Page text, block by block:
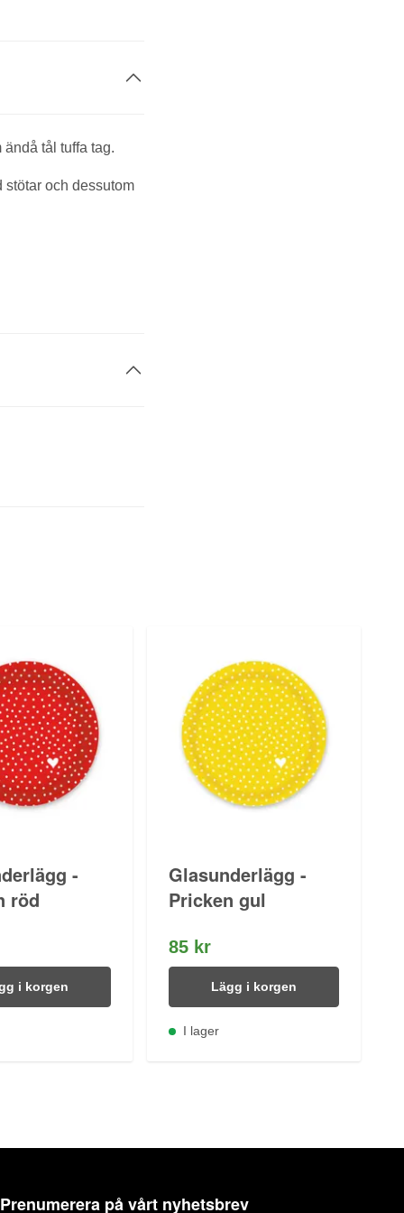
tål tuffa tag.
stötar och dessutom
-
röd
i korgen
Glasunderlägg -
Pricken gul
85 kr
Lägg i korgen
I lager
Prenumerera på vårt nyhetsbrev